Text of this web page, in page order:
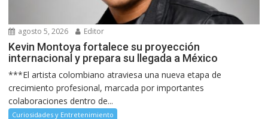
agosto 5, 2026 Editor
Kevin Montoya fortalece su proyección
internacional y prepara su llegada a México
***El artista colombiano atraviesa una nueva etapa de
crecimiento profesional, marcada por importantes
colaboraciones dentro de...
Curiosidades y Entretenimiento